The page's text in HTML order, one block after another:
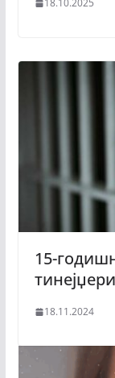
18.10.2025
15-
18.11.2024